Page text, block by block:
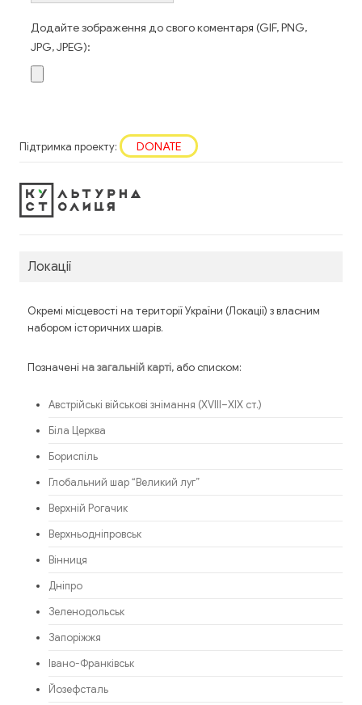
Додайте зображення до свого коментаря (GIF, PNG,
JPG, JPEG):
Підтримка проекту: DONATE
Локації
Окремі місцевості на території України (Локації) з власним
набором історичних шарів.
Позначені на загальній карті, або списком:
Австрійські військові знімання (XVIII–XIX ст.)
Біла Церква
Бориспіль
Глобальний шар “Великий луг”
Верхній Рогачик
Верхньодніпровськ
Вінниця
Дніпро
Зеленодольськ
Запоріжжя
Івано-Франківськ
Йозефсталь